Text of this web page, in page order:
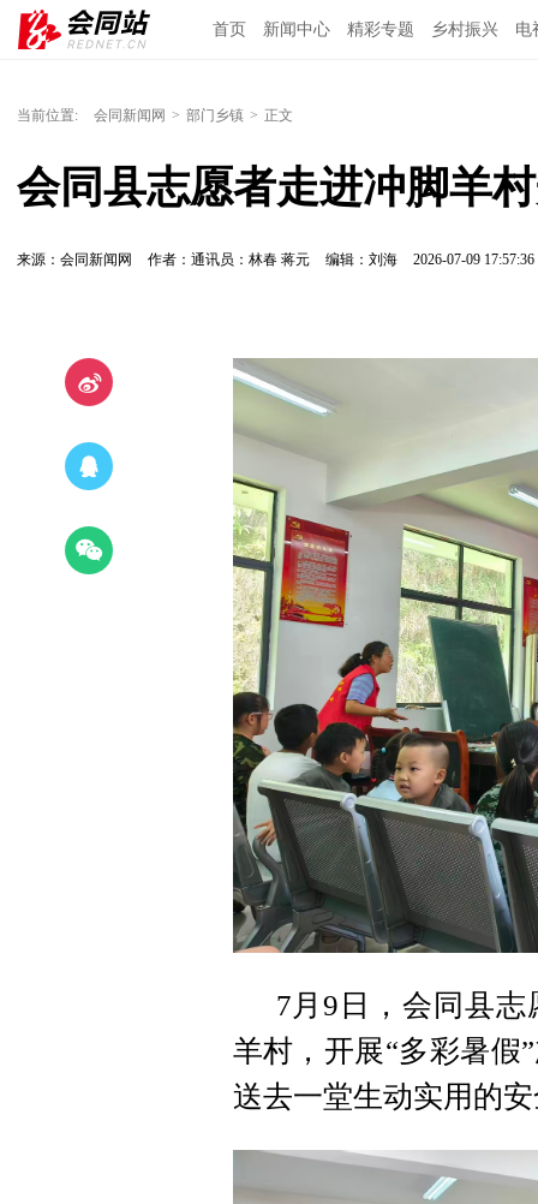
首页 新闻中心 精彩专题 乡村振兴 电
当前位置: 会同新闻网 > 部门乡镇 > 正文
会同县志愿者走进冲脚羊
来源：会同新闻网 作者：通讯员：林春 蒋元 编辑：刘海 2026-07-09 17:57:36
7月9日，会同县
羊村，开展“多彩暑假
送去一堂生动实用的